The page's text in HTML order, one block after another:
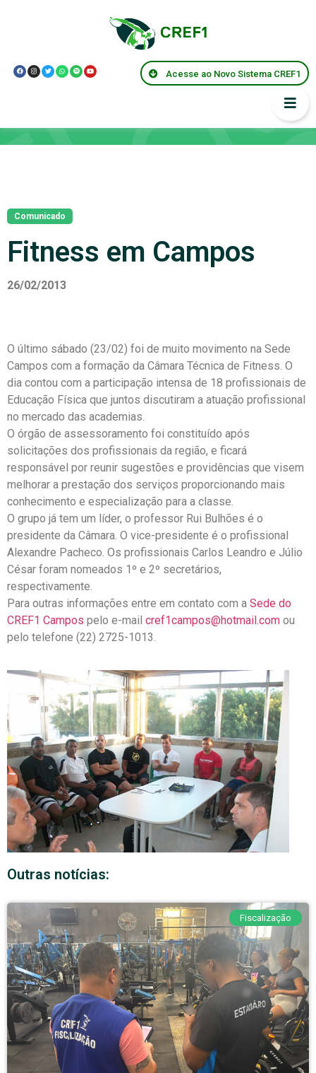
Acesse ao Novo Sistema CREF1
Comunicado
Fitness em Campos
26/02/2013
O último sábado (23/02) foi de muito movimento na Sede
Campos com a formação da Câmara Técnica de Fitness. O
dia contou com a participação intensa de 18 profissionais de
Educação Física que juntos discutiram a atuação profissional
no mercado das academias.
O órgão de assessoramento foi constituído após
solicitações dos profissionais da região, e ficará
responsável por reunir sugestões e providências que visem
melhorar a prestação dos serviços proporcionando mais
conhecimento e especialização para a classe.
O grupo já tem um líder, o professor Rui Bulhões é o
presidente da Câmara. O vice-presidente é o profissional
Alexandre Pacheco. Os profissionais Carlos Leandro e Júlio
César foram nomeados 1º e 2º secretários,
respectivamente.
Para outras informações entre em contato com a Sede do
CREF1 Campos pelo e-mail cref1campos@hotmail.com ou
pelo telefone (22) 2725-1013.
Outras notícias:
Fiscalização